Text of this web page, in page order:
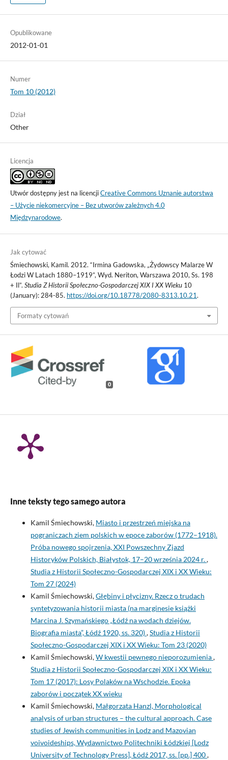
Opublikowane
2012-01-01
Numer
Tom 10 (2012)
Dział
Other
Licencja
Utwór dostępny jest na licencjiCreative Commons Uznanie autorstwa
– Użycie niekomercyjne – Bez utworów zależnych 4.0
Międzynarodowe.
Jak cytować
Śmiechowski, Kamil. 2012. “Irmina Gadowska, „Żydowscy Malarze W
Łodzi W Latach 1880–1919”, Wyd. Neriton, Warszawa 2010, Ss. 198
+ Il”. Studia Z Historii Społeczno-Gospodarczej XIX I XX Wieku10
(January): 284-85. https://doi.org/10.18778/2080-8313.10.21.
Formaty cytowań
0
Inne teksty tego samego autora
Kamil Śmiechowski, Miasto i przestrzeń miejska na
pograniczach ziem polskich w epoce zaborów (1772–1918).
Próba nowego spojrzenia, XXI Powszechny Zjazd
Historyków Polskich, Białystok, 17–20 września 2024 r.,
Studia z Historii Społeczno-Gospodarczej XIX i XX Wieku:
Tom 27 (2024)
Kamil Śmiechowski,Głębiny i płycizny. Rzecz o trudach
syntetyzowania historii miasta (na marginesie książki
Marcina J. Szymańskiego „Łódź na wodach dziejów.
Biografia miasta”, Łódź 1920, ss. 320),Studia z Historii
Społeczno-Gospodarczej XIX i XX Wieku: Tom 23 (2020)
Kamil Śmiechowski,W kwestii pewnego nieporozumienia,
Studia z Historii Społeczno-Gospodarczej XIX i XX Wieku:
Tom 17 (2017): Losy Polaków na Wschodzie. Epoka
zaborów i początek XX wieku
Kamil Śmiechowski, Małgorzata Hanzl, Morphological
analysis of urban structures – the cultural approach. Case
studies of Jewish communities in Lodz and Mazovian
voivoideships, Wydawnictwo Politechniki Łódzkiej [Lodz
University of Technology Press], Łódź 2017, ss. [pp.] 400,